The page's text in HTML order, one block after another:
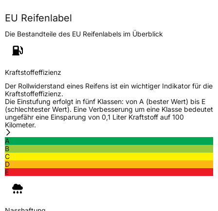
Höchstlast850 kg
Generelle Merkmale
Fahrzeugtyp
VerwendungSommerreifen
ModellnameCF 700
FahrzeugartPKW & SUV
Weitere Eigenschaften
SchlauchtypTL
ZustandNeureifen
Verstärkt
EU Reifenlabel
Die Bestandteile des EU Reifenlabels im Überblick
Kraftstoffeffizienz
Der Rollwiderstand eines Reifens ist ein wichtiger Indikator für die
Kraftstoffeffizienz.
Die Einstufung erfolgt in fünf Klassen: von A (bester Wert) bis E
(schlechtester Wert). Eine Verbesserung um eine Klasse bedeutet
ungefähr eine Einsparung von 0,1 Liter Kraftstoff auf 100
Kilometer.
A
B
C
D
E